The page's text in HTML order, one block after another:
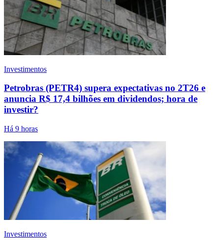
Investimentos
Petrobras (PETR4) supera expectativas no 2T26 e
anuncia R$ 17,4 bilhões em dividendos; hora de
investir?
Há 9 horas
Investimentos